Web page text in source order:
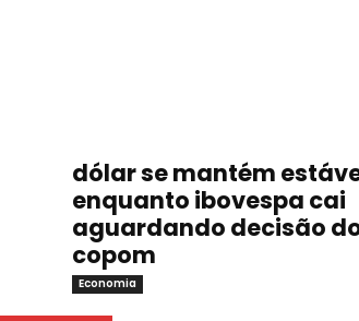
dólar se mantém
enquanto ibovespa cai
aguardando decisão
copom
Economia